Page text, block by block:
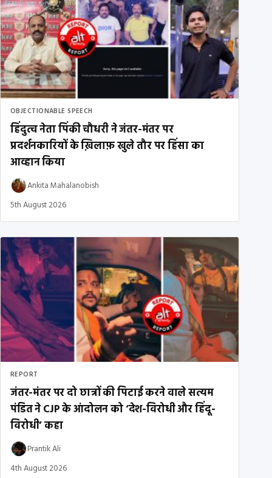
OBJECTIONABLE SPEECH
हिंदुत्व नेता पिंकी चौधरी ने जंतर-मंतर पर
प्रदर्शनकारियों के ख़िलाफ़ खुले तौर पर हिंसा का
आव्हान किया
Ankita Mahalanobish
5th August 2026
REPORT
जंतर-मंतर पर दो छात्रों की पिटाई करने वाले सत्यम
पंडित ने CJP के आंदोलन को ‘देश-विरोधी और हिंदू-
विरोधी’ कहा
Prantik Ali
4th August 2026